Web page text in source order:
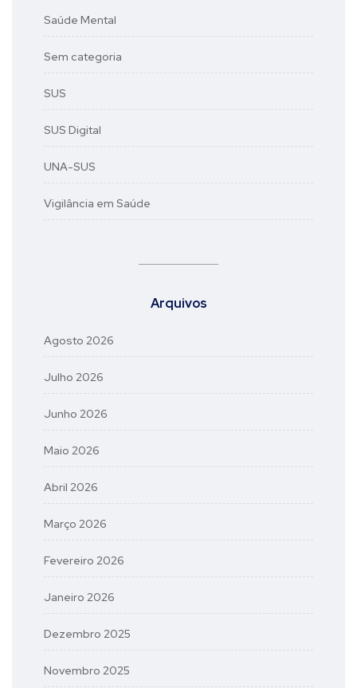
Saúde Mental
Sem categoria
SUS
SUS Digital
UNA-SUS
Vigilância em Saúde
Arquivos
Agosto 2026
Julho 2026
Junho 2026
Maio 2026
Abril 2026
Março 2026
Fevereiro 2026
Janeiro 2026
Dezembro 2025
Novembro 2025